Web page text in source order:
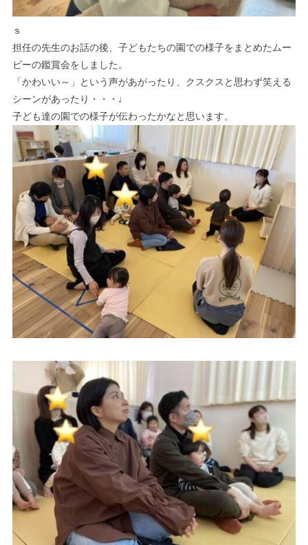
ｓ
担任の先生のお話の後、子どもたちの園での様子をまとめたムー
ビーの鑑賞会をしました。
「かわいい～」という声があがったり、クスクスと思わず笑える
シーンがあったり・・・♩
子ども達の園での様子が伝わったかなと思います。